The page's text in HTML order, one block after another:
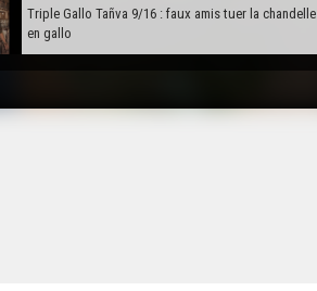
Triple Gallo Tañva 9/16 : faux amis tuer la chandelle
en gallo